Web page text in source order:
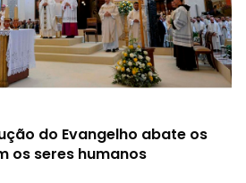
do Evangelho abate os
os seres humanos